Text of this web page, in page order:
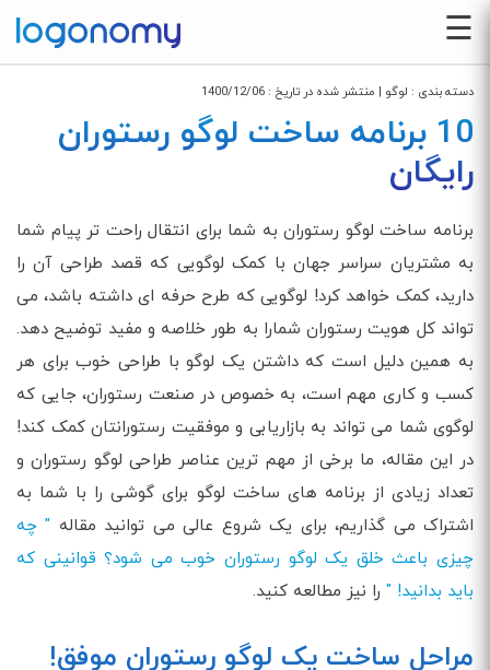
☰
دسته بندی : لوگو | منتشر شده در تاریخ :1400/12/06
10 برنامه ساخت لوگو رستوران
رایگان
برنامه ساخت لوگو رستوران به شما برای انتقال راحت تر پیام شما
به مشتریان سراسر جهان با کمک لوگویی که قصد طراحی آن را
دارید، کمک خواهد کرد! لوگویی که طرح حرفه ای داشته باشد، می
تواند کل هویت رستوران شمارا به طور خلاصه و مفید توضیح دهد.
به همین دلیل است که داشتن یک لوگو با طراحی خوب برای هر
کسب و کاری مهم است، به خصوص در صنعت رستوران، جایی که
لوگوی شما می تواند به بازاریابی و موفقیت رستورانتان کمک کند!
در این مقاله، ما برخی از مهم ترین عناصر طراحی لوگو رستوران و
تعداد زیادی از برنامه های ساخت لوگو برای گوشی را با شما به
اشتراک می گذاریم، برای یک شروع عالی می توانید مقاله " چه
چیزی باعث خلق یک لوگو رستوران خوب می شود؟ قوانینی که
باید بدانید! " را نیز مطالعه کنید.
مراحل ساخت یک لوگو رستوران موفق!